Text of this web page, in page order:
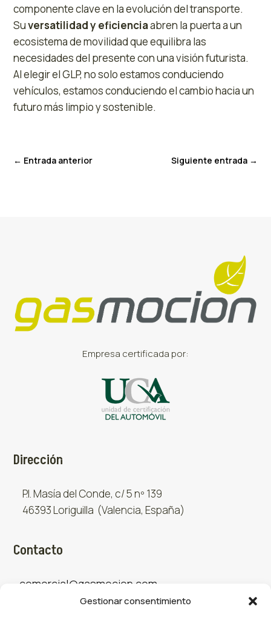
Gestionar consentimiento
componente clave en la evolución del transporte.
Suversatilidad y eficienciaabren la puerta a un
ecosistema de movilidad que equilibra las
necesidades del presente con una visión futurista.
Al elegir el GLP, no solo estamos conduciendo
vehículos, estamos conduciendo el cambio hacia un
futuro más limpio y sostenible.
← Entrada anterior Siguiente entrada→
Empresa certificada por:
Dirección
P.I. Masía del Conde, c/ 5 nº 139
46393 Loriguilla (Valencia, España)
Contacto
comercial@gasmocion.com